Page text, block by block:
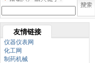
友情链接
仪器仪表网
化工网
制药机械